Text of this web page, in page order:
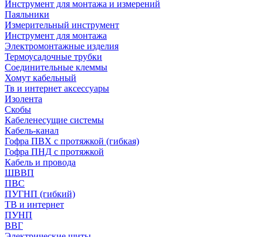
Инструмент для монтажа и измерений
Паяльники
Измерительный инструмент
Инструмент для монтажа
Электромонтажные изделия
Термоусадочные трубки
Соединительные клеммы
Хомут кабельный
Тв и интернет аксессуары
Изолента
Скобы
Кабеленесущие системы
Кабель-канал
Гофра ПВХ с протяжкой (гибкая)
Гофра ПНД с протяжкой
Кабель и провода
ШВВП
ПВС
ПУГНП (гибкий)
ТВ и интернет
ПУНП
ВВГ